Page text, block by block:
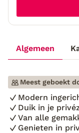
Algemeen
Meest geboekt
Modern
Duik in je
Van alle
Genieten in